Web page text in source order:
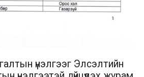
үнэлгээг Элсэлтийн